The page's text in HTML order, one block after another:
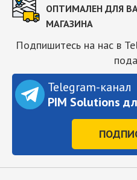
ОПТИМАЛЕН ДЛЯ
МАГАЗИНА
Подпишитесь на нас в
Telegram-канал
PIM Solutions